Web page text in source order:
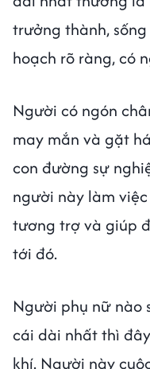
trưởng thành,
hoạch rõ ràng, có
Người có ngón
may mắn và gặt
con đường sự
người này làm
tương trợ và giúp
tới đó.
Người phụ nữ nào
cái dài nhất thì
khí. Người này